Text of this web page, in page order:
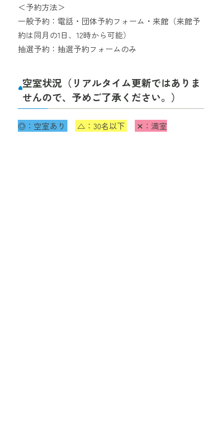
＜予約方法＞
一般予約：電話・団体予約フォーム・来館（来館予
約は同月の1日、12時から可能）
抽選予約：抽選予約フォームのみ
空室状況（リアルタイム更新ではありま
せんので、予めご了承ください。）
◎：空室あり △：30名以下 ✕：満室